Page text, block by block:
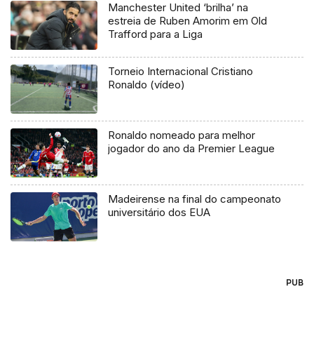
Manchester United ‘brilha’ na
estreia de Ruben Amorim em Old
Trafford para a Liga
Torneio Internacional Cristiano
Ronaldo (vídeo)
Ronaldo nomeado para melhor
jogador do ano da Premier League
Madeirense na final do campeonato
universitário dos EUA
PUB